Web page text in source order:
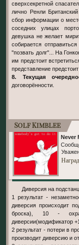
сверхсекретной
лично Ренли
сбор информации о
соседних улицах
девушка не желает
собирается
"позвать долг"... На
им предстоит
представление
8. Текущая
договорённости.
Solf Kimblee
Never
Диверсия на
1 результат -
диверсия происходит
броска), 10 -
диверсии(модификатор
2 результат - потери в
производит диверсию и